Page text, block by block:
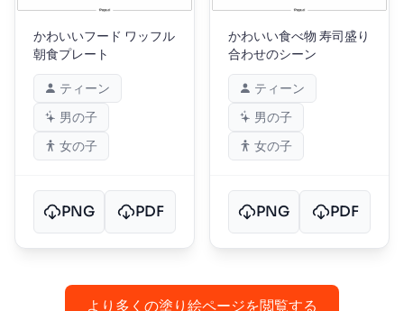
かわいいフード ワッフル
朝食プレート
ティーン
男の子
女の子
PNG PDF
かわいい食べ物 寿司盛り
合わせのシーン
ティーン
男の子
女の子
PNG PDF
より多くの塗り絵ページを閲覧する